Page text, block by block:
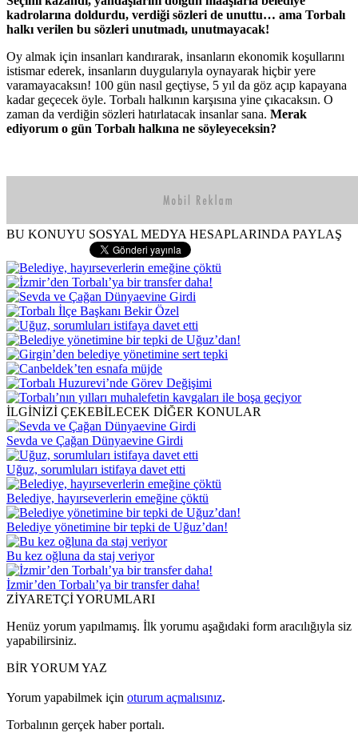
kadrolarına doldurdu, verdiği sözleri de unuttu… ama Torbalı
halkı verilen bu sözleri unutmadı, unutmayacak!
Oy almak için insanları kandırarak, insanların ekonomik koşullarını
istismar ederek, insanların duygularıyla oynayarak hiçbir yere
varamayacaksın! 100 gün nasıl geçtiyse, 5 yıl da göz açıp kapayana
kadar geçecek öyle. Torbalı halkının karşısına yine çıkacaksın. O
zaman da verdiğin sözleri hatırlatacak insanlar sana. Merak
ediyorum o gün Torbalı halkına ne söyleyeceksin?
BU KONUYU SOSYAL MEDYA HESAPLARINDA PAYLAŞ
İLGİNİZİ ÇEKEBİLECEK DİĞER KONULAR
Sevda ve Çağan Dünyaevine Girdi
Uğuz, sorumluları istifaya davet etti
Belediye, hayırseverlerin emeğine çöktü
Belediye yönetimine bir tepki de Uğuz’dan!
Bu kez oğluna da staj veriyor
İzmir’den Torbalı’ya bir transfer daha!
ZİYARETÇİ YORUMLARI
Henüz yorum yapılmamış. İlk yorumu aşağıdaki form aracılığıyla siz
yapabilirsiniz.
BİR YORUM YAZ
Yorum yapabilmek için oturum açmalısınız.
Torbalının gerçek haber portalı.